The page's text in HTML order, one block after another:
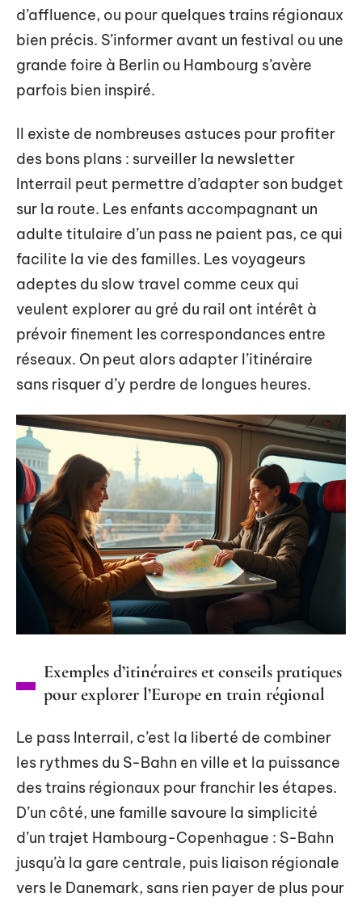
d’affluence, ou pour quelques trains régionaux
bien précis. S’informer avant un festival ou une
grande foire à Berlin ou Hambourg s’avère
parfois bien inspiré.
Il existe de nombreuses astuces pour profiter
des bons plans : surveiller la newsletter
Interrail peut permettre d’adapter son budget
sur la route. Les enfants accompagnant un
adulte titulaire d’un pass ne paient pas, ce qui
facilite la vie des familles. Les voyageurs
adeptes du slow travel comme ceux qui
veulent explorer au gré du rail ont intérêt à
prévoir finement les correspondances entre
réseaux. On peut alors adapter l’itinéraire
sans risquer d’y perdre de longues heures.
Exemples d’itinéraires et conseils pratiques
pour explorer l’Europe en train régional
Le pass Interrail, c’est la liberté de combiner
les rythmes du S-Bahn en ville et la puissance
des trains régionaux pour franchir les étapes.
D’un côté, une famille savoure la simplicité
d’un trajet Hambourg-Copenhague : S-Bahn
jusqu’à la gare centrale, puis liaison régionale
vers le Danemark, sans rien payer de plus pour